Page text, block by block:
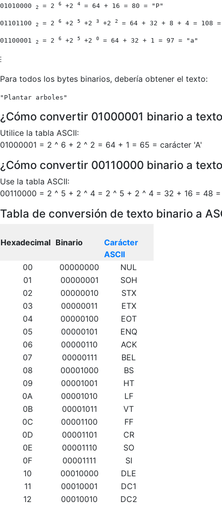
01010000 2 = 2 6 +2 4 = 64 + 16 = 80 = "P"
01101100 2 = 2 6 +2 5 +2 3 +2 2 = 64 + 32 + 8 + 4 = 108
01100001 2 = 2 6 +2 5 +2 0 = 64 + 32 + 1 = 97 = "a"
⁝
Para todos los bytes binarios, debería obtener el texto:
"Plantar arboles"
¿Cómo convertir 01000001 binario a
Utilice la tabla ASCII:
01000001 = 2 ^ 6 + 2 ^ 2 = 64 + 1 = 65 = carácter 'A'
¿Cómo convertir 00110000 binario a
Use la tabla ASCII:
00110000 = 2 ^ 5 + 2 ^ 4 = 2 ^ 5 + 2 ^ 4 = 32 + 16 = 48
Tabla de conversión de texto binario a
Hexadecimal Binario
Carácter
ASCII
00
00000000
NUL
01
00000001
SOH
02
00000010
STX
03
00000011
ETX
04
00000100
EOT
05
00000101
ENQ
06
00000110
ACK
07
00000111
BEL
08
00001000
BS
09
00001001
HT
0A
00001010
LF
0B
00001011
VT
0C
00001100
FF
0D
00001101
CR
0E
00001110
SO
0F
00001111
SI
10
00010000
DLE
11
00010001
DC1
12
00010010
DC2